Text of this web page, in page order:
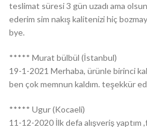
teslimat süresi 3 gün uzadı ama
ederim sim nakış kalitenizi hiç
bye.
***** Murat bülbül (İstanbul)
19-1-2021 Merhaba, ürünle birinci
ben çok memnun kaldım. teşekkür
***** Ugur (Kocaeli)
11-12-2020 İlk defa alışveriş yaptım